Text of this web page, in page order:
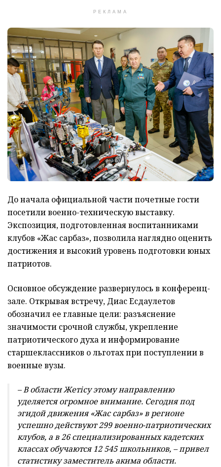
РЕКЛАМА
До начала официальной части почетные гости
посетили военно-техническую выставку.
Экспозиция, подготовленная воспитанниками
клубов «Жас сарбаз», позволила наглядно оценить
достижения и высокий уровень подготовки юных
патриотов.
Основное обсуждение развернулось в конференц-
зале. Открывая встречу, Диас Есдаулетов
обозначил ее главные цели: разъяснение
значимости срочной службы, укрепление
патриотического духа и информирование
старшеклассников о льготах при поступлении в
военные вузы.
– В области Жетісу этому направлению
уделяется огромное внимание. Сегодня под
эгидой движения «Жас сарбаз» в регионе
успешно действуют 299 военно-патриотических
клубов, а в 26 специализированных кадетских
классах обучаются 12 545 школьников, – привел
статистику заместитель акима области.